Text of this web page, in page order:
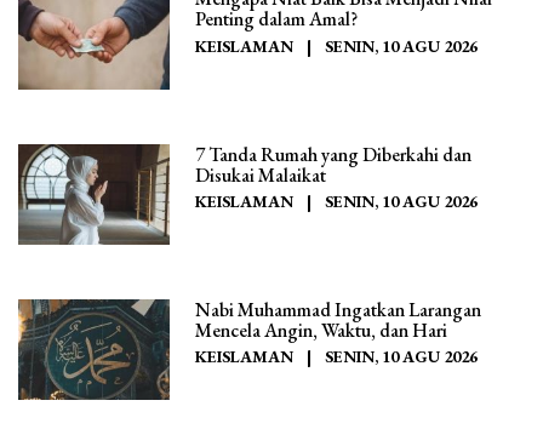
Penting dalam Amal?
KEISLAMAN | SENIN, 10 AGU 2026
7 Tanda Rumah yang Diberkahi dan
Disukai Malaikat
KEISLAMAN | SENIN, 10 AGU 2026
Nabi Muhammad Ingatkan Larangan
Mencela Angin, Waktu, dan Hari
KEISLAMAN | SENIN, 10 AGU 2026